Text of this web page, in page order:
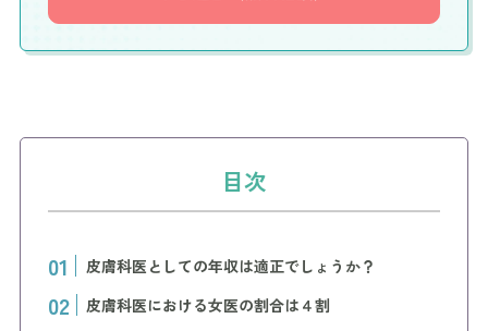
目次
皮膚科医としての年収は適正でしょうか？
皮膚科医における女医の割合は４割